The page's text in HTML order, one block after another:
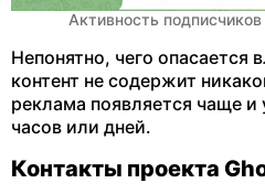
Активность
Непонятно, чего опасается
контент не содержит
реклама появляется чаще и
часов или дней.
Контакты проекта